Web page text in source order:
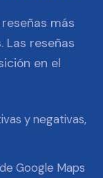
más
Las reseñas
en el
y negativas,
Google Maps